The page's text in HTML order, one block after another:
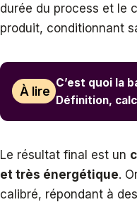
durée du process et le
produit, conditionnant
À lire
C’est quoi la
Définition,
Le résultat final est un
et très énergétique.
calibré, répondant à